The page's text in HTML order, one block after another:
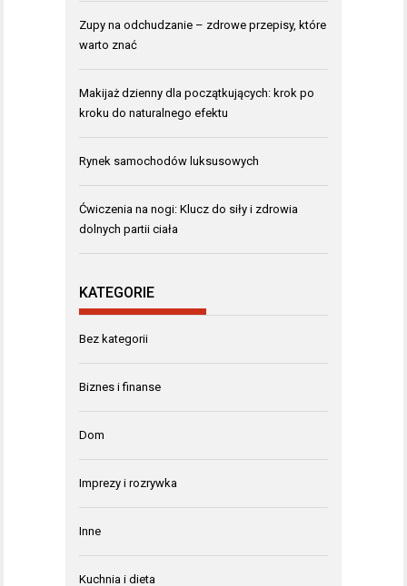
Zupy na odchudzanie – zdrowe przepisy, które
warto znać
Makijaż dzienny dla początkujących: krok po
kroku do naturalnego efektu
Rynek samochodów luksusowych
Ćwiczenia na nogi: Klucz do siły i zdrowia
dolnych partii ciała
KATEGORIE
Bez kategorii
Biznes i finanse
Dom
Imprezy i rozrywka
Inne
Kuchnia i dieta